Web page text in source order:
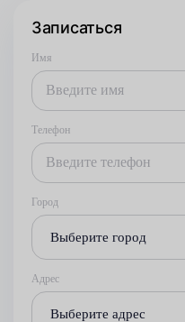
Записаться
Имя
Телефон
Город
Выберите город
Адрес
Выберите адрес